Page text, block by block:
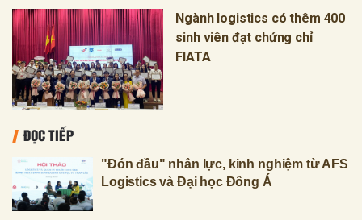
Ngành logistics có thêm 400
sinh viên đạt chứng chỉ
FIATA
ĐỌC TIẾP
"Đón đầu" nhân lực, kinh nghiệm từ AFS
Logistics và Đại học Đông Á